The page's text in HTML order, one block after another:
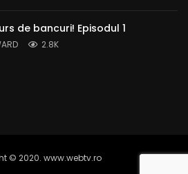
de bancuri! Episodul 1
2.8K
© 2020. www.webtv.ro